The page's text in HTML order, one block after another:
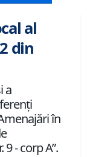
al
din
a
în
- corp A”.